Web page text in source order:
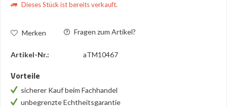
Dieses Stück ist bereits verkauft.
Merken Fragen zum Artikel?
Artikel-Nr.: aTM10467
Vorteile
sicherer Kauf beim Fachhandel
unbegrenzte Echtheitsgarantie